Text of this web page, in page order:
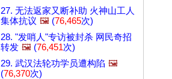
27. 无法返家又断补助 火神山工人
集体抗议 🖼️ (76,465次)
28. "发哨人"专访被封杀 网民奇招
转发 🖼️ (76,451次)
29. 武汉法轮功学员遭构陷 🖼️
(76,370次)